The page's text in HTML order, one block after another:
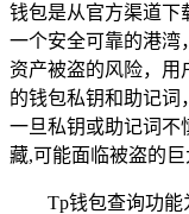
钱包是从官方渠道下
一个安全可靠的港湾
资产被盗的风险，用
的钱包私钥和助记词
一旦私钥或助记词不
藏,可能面临被盗的巨
Tp钱包查询功